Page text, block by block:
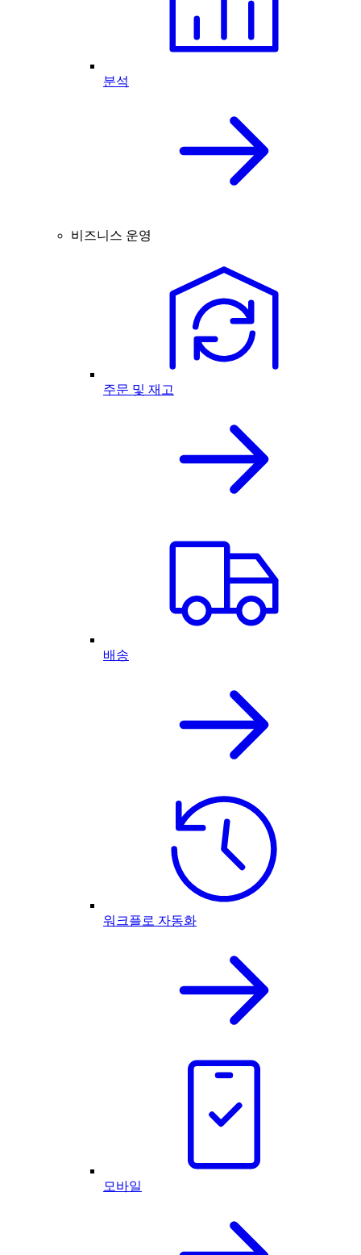
분석
비즈니스 운영
주문 및 재고
배송
워크플로 자동화
모바일